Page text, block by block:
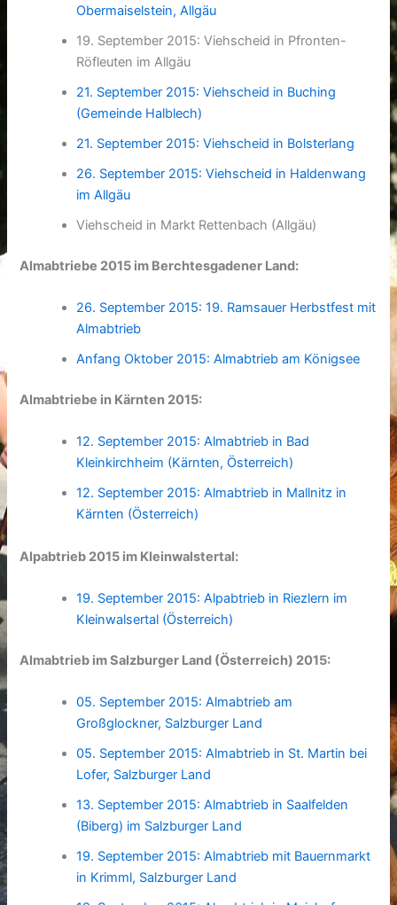
Obermaiselstein, Allgäu
19. September 2015: Viehscheid in Pfronten-
Röfleuten im Allgäu
21. September 2015: Viehscheid in Buching
(Gemeinde Halblech)
21. September 2015: Viehscheid in Bolsterlang
26. September 2015: Viehscheid in Haldenwang
im Allgäu
Viehscheid in Markt Rettenbach (Allgäu)
Almabtriebe 2015 im Berchtesgadener Land:
26. September 2015: 19. Ramsauer Herbstfest mit
Almabtrieb
Anfang Oktober 2015: Almabtrieb am Königsee
Almabtriebe in Kärnten 2015:
12. September 2015: Almabtrieb in Bad
Kleinkirchheim (Kärnten, Österreich)
12. September 2015: Almabtrieb in Mallnitz in
Kärnten (Österreich)
Alpabtrieb 2015 im Kleinwalstertal:
19. September 2015: Alpabtrieb in Riezlern im
Kleinwalsertal (Österreich)
Almabtrieb im Salzburger Land (Österreich) 2015:
05. September 2015: Almabtrieb am
Großglockner, Salzburger Land
05. September 2015: Almabtrieb in St. Martin bei
Lofer, Salzburger Land
13. September 2015: Almabtrieb in Saalfelden
(Biberg) im Salzburger Land
19. September 2015: Almabtrieb mit Bauernmarkt
in Krimml, Salzburger Land